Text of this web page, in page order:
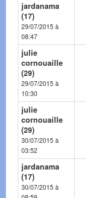
jardanama
(17)
29/07/2015 à
08:47
julie
cornouaille
(29)
29/07/2015 à
10:30
julie
cornouaille
(29)
30/07/2015 à
03:52
jardanama
(17)
30/07/2015 à